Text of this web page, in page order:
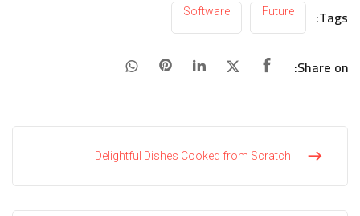
Tags:
Future
Software
Share on:
Delightful Dishes Cooked from Scratch